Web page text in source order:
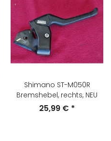
Shimano ST-M050R
Bremshebel, rechts, NEU
25,99 € *